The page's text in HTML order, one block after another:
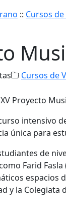
:: Cursos
Cursos de
intensivo
única para
de
Farid
espacios
y la Colegiata